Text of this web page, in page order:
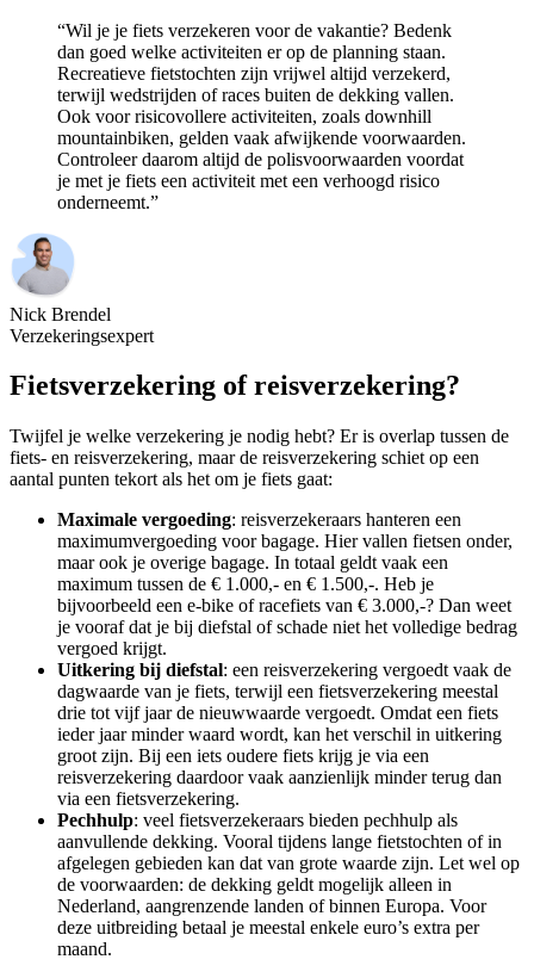
“Wil je je fiets verzekeren voor de vakantie? Bedenk
dan goed welke activiteiten er op de planning staan.
Recreatieve fietstochten zijn vrijwel altijd verzekerd,
terwijl wedstrijden of races buiten de dekking vallen.
Ook voor risicovollere activiteiten, zoals downhill
mountainbiken, gelden vaak afwijkende voorwaarden.
Controleer daarom altijd de polisvoorwaarden voordat
je met je fiets een activiteit met een verhoogd risico
onderneemt.”
Nick Brendel
Verzekeringsexpert
Fietsverzekering of reisverzekering?
Twijfel je welke verzekering je nodig hebt? Er is overlap tussen de
fiets- en reisverzekering, maar de reisverzekering schiet op een
aantal punten tekort als het om je fiets gaat:
Maximale vergoeding: reisverzekeraars hanteren een
maximumvergoeding voor bagage. Hier vallen fietsen onder,
maar ook je overige bagage. In totaal geldt vaak een
maximum tussen de € 1.000,- en € 1.500,-. Heb je
bijvoorbeeld een e-bike of racefiets van € 3.000,-? Dan weet
je vooraf dat je bij diefstal of schade niet het volledige bedrag
vergoed krijgt.
Uitkering bij diefstal: een reisverzekering vergoedt vaak de
dagwaarde van je fiets, terwijl een fietsverzekering meestal
drie tot vijf jaar de nieuwwaarde vergoedt. Omdat een fiets
ieder jaar minder waard wordt, kan het verschil in uitkering
groot zijn. Bij een iets oudere fiets krijg je via een
reisverzekering daardoor vaak aanzienlijk minder terug dan
via een fietsverzekering.
Pechhulp: veel fietsverzekeraars bieden pechhulp als
aanvullende dekking. Vooral tijdens lange fietstochten of in
afgelegen gebieden kan dat van grote waarde zijn. Let wel op
de voorwaarden: de dekking geldt mogelijk alleen in
Nederland, aangrenzende landen of binnen Europa. Voor
deze uitbreiding betaal je meestal enkele euro’s extra per
maand.